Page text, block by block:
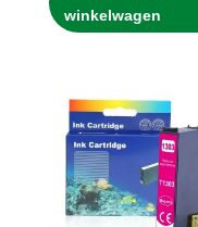
winkelwagen